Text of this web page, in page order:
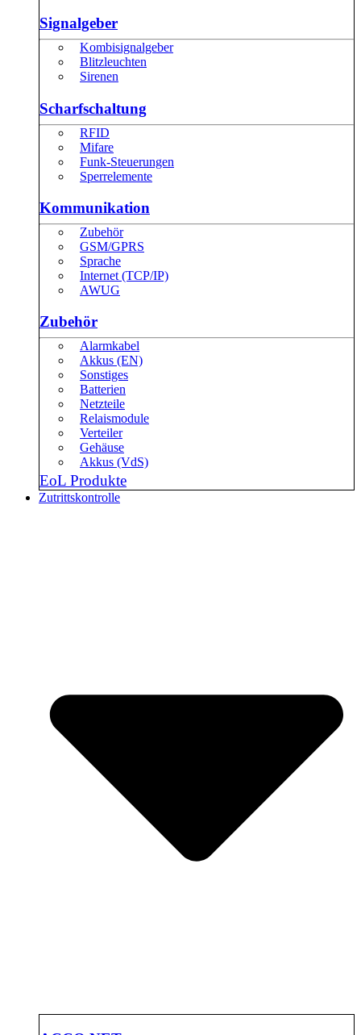
Signalgeber
Kombisignalgeber
Blitzleuchten
Sirenen
Scharfschaltung
RFID
Mifare
Funk-Steuerungen
Sperrelemente
Kommunikation
Zubehör
GSM/GPRS
Sprache
Internet (TCP/IP)
AWUG
Zubehör
Alarmkabel
Akkus (EN)
Sonstiges
Batterien
Netzteile
Relaismodule
Verteiler
Gehäuse
Akkus (VdS)
EoL Produkte
Zutrittskontrolle